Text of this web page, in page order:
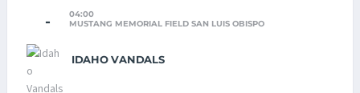
-
04:00
MUSTANG MEMORIAL FIELD SAN LUIS OBISPO
IDAHO VANDALS